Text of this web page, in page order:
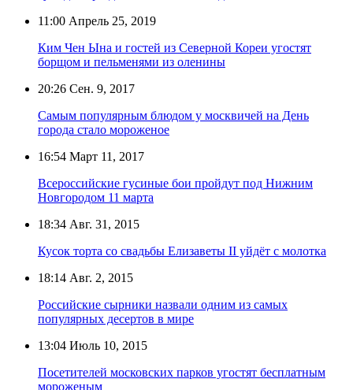
11:00 Апрель 25, 2019
Ким Чен Ына и гостей из Северной Кореи угостят
борщом и пельменями из оленины
20:26 Сен. 9, 2017
Самым популярным блюдом у москвичей на День
города стало мороженое
16:54 Март 11, 2017
Всероссийские гусиные бои пройдут под Нижним
Новгородом 11 марта
18:34 Авг. 31, 2015
Кусок торта со свадьбы Елизаветы II уйдёт с молотка
18:14 Авг. 2, 2015
Российские сырники назвали одним из самых
популярных десертов в мире
13:04 Июль 10, 2015
Посетителей московских парков угостят бесплатным
мороженым